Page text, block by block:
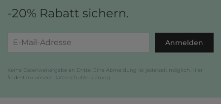
-20% Rabatt sichern.
Anmelden
Keine Datenweitergabe an Dritte. Eine Abmeldung ist jederzeit möglich. Hier
findest du unsere Datenschutzerklärung